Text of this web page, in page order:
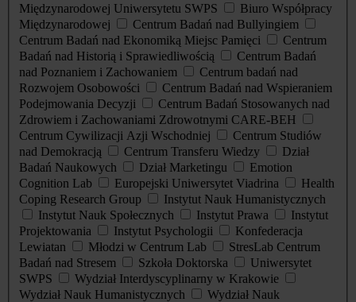
Międzynarodowej Uniwersytetu SWPS
Biuro Współpracy
Międzynarodowej
Centrum Badań nad Bullyingiem
Centrum Badań nad Ekonomiką Miejsc Pamięci
Centrum
Badań nad Historią i Sprawiedliwością
Centrum Badań
nad Poznaniem i Zachowaniem
Centrum badań nad
Rozwojem Osobowości
Centrum Badań nad Wspieraniem
Podejmowania Decyzji
Centrum Badań Stosowanych nad
Zdrowiem i Zachowaniami Zdrowotnymi CARE-BEH
Centrum Cywilizacji Azji Wschodniej
Centrum Studiów
nad Demokracją
Centrum Transferu Wiedzy
Dział
Badań Naukowych
Dział Marketingu
Emotion
Cognition Lab
Europejski Uniwersytet Viadrina
Health
Coping Research Group
Instytut Nauk Humanistycznych
Instytut Nauk Społecznych
Instytut Prawa
Instytut
Projektowania
Instytut Psychologii
Konfederacja
Lewiatan
Młodzi w Centrum Lab
StresLab Centrum
Badań nad Stresem
Szkoła Doktorska
Uniwersytet
SWPS
Wydział Interdyscyplinarny w Krakowie
Wydział Nauk Humanistycznych
Wydział Nauk